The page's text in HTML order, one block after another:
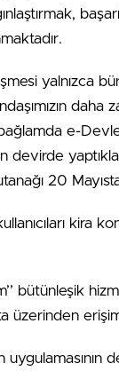
yalnızca
e-Devlet
devirde
20
kira
bütünleşik
üzerinden
uygulamasının